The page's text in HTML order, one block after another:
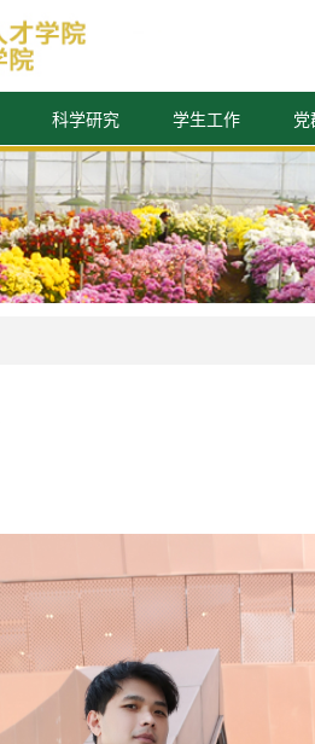
科学研究 学生工作